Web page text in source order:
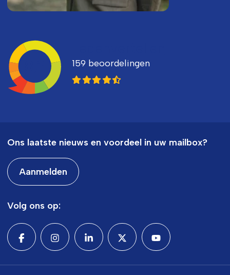
159 beoordelingen
Ons laatste nieuws en voordeel in uw mailbox?
Aanmelden
Volg ons op: